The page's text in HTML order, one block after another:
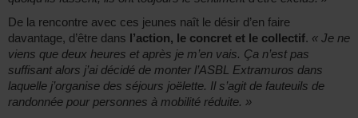
De la rencontre avec ces jeunes naît le désir d’en faire
davantage, d’être dans l’action, le concret et le collectif. « Je ne
viens que deux heures et après je m’en vais. Ça n’est pas
suffisant alors j’ai décidé de monter l’ASBL Extramuros dans
laquelle j’organise des séjours joëlette. Il s’agit de fauteuils de
randonnée pour personnes à mobilité réduite. »